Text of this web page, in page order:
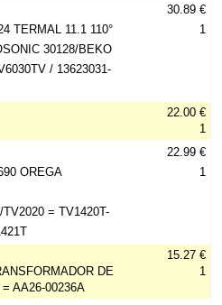
TERMAL 11.1 110°
30128/BEKO
/ 13623031-
30.89 €
1
22.00 €
1
OREGA
= TV1420T-
22.99 €
1
DE
AA26-00236A
15.27 €
1